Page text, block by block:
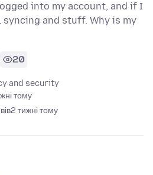
into my account, and if I
and stuff. Why is my
20
and security
тому
2 тижні тому